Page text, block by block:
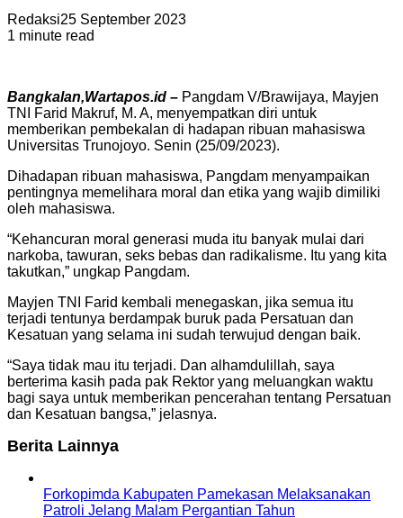
Redaksi25 September 2023
1 minute read
Bangkalan,Wartapos.id – Pangdam V/Brawijaya, Mayjen
TNI Farid Makruf, M. A, menyempatkan diri untuk
memberikan pembekalan di hadapan ribuan mahasiswa
Universitas Trunojoyo. Senin (25/09/2023).
Dihadapan ribuan mahasiswa, Pangdam menyampaikan
pentingnya memelihara moral dan etika yang wajib dimiliki
oleh mahasiswa.
“Kehancuran moral generasi muda itu banyak mulai dari
narkoba, tawuran, seks bebas dan radikalisme. Itu yang kita
takutkan,” ungkap Pangdam.
Mayjen TNI Farid kembali menegaskan, jika semua itu
terjadi tentunya berdampak buruk pada Persatuan dan
Kesatuan yang selama ini sudah terwujud dengan baik.
“Saya tidak mau itu terjadi. Dan alhamdulillah, saya
berterima kasih pada pak Rektor yang meluangkan waktu
bagi saya untuk memberikan pencerahan tentang Persatuan
dan Kesatuan bangsa,” jelasnya.
Berita Lainnya
Forkopimda Kabupaten Pamekasan Melaksanakan
Patroli Jelang Malam Pergantian Tahun